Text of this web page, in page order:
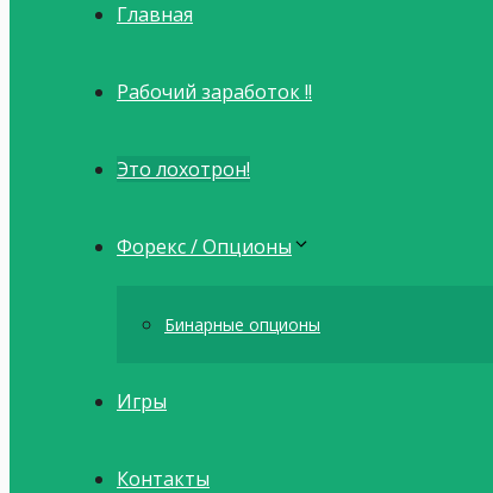
Главная
Рабочий заработок !!
Это лохотрон!
Форекс / Опционы
Бинарные опционы
Игры
Контакты